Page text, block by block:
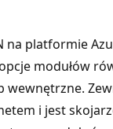
platformie
modułów
wewnętrzne.
i jest